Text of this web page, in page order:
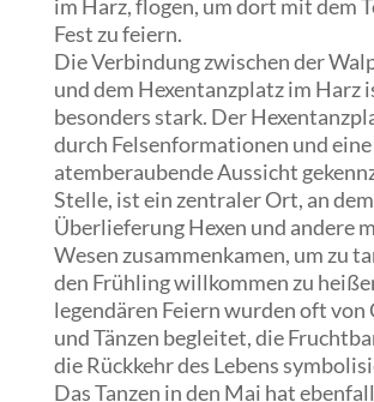
im Harz, flogen, um dort mit dem
Fest zu feiern.
Die Verbindung zwischen der
und dem Hexentanzplatz im Harz
besonders stark. Der
durch Felsenformationen und eine
atemberaubende Aussicht
Stelle, ist ein zentraler Ort, an
Überlieferung Hexen und andere
Wesen zusammenkamen, um zu
den Frühling willkommen zu
legendären Feiern wurden oft von
und Tänzen begleitet, die
die Rückkehr des Lebens
Das Tanzen in den Mai hat